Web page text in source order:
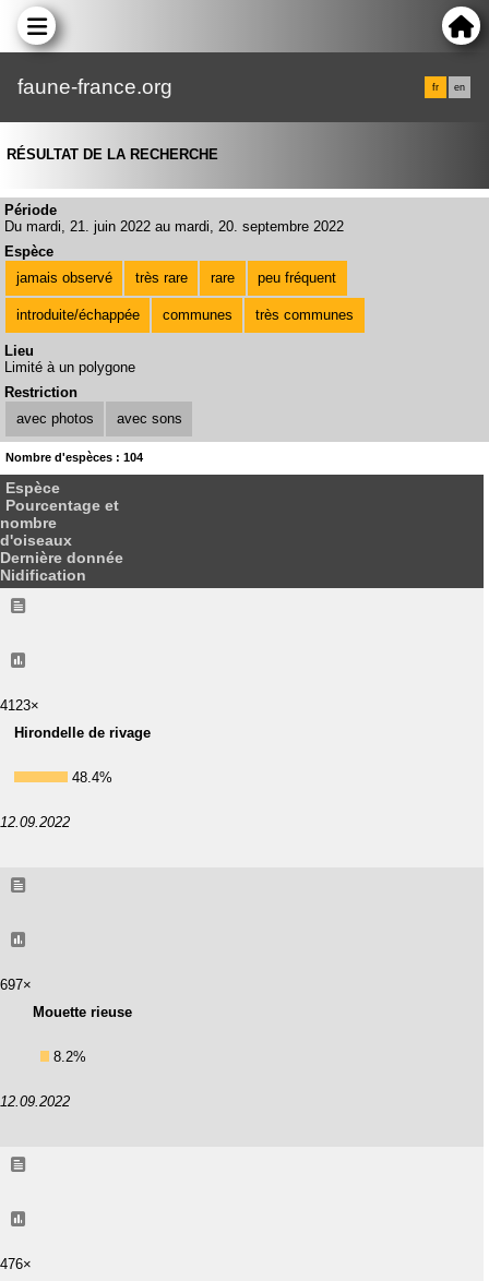
faune-france.org fr en
RÉSULTAT DE LA RECHERCHE
Période
Du mardi, 21. juin 2022 au mardi, 20. septembre 2022
Espèce
jamais observé
très rare rare peu fréquent
introduite/échappée communes très communes
Lieu
Limité à un polygone
Restriction
avec photos
avec sons
Nombre d'espèces : 104
Espèce
Pourcentage et
nombre
d'oiseaux
Dernière donnée
Nidification
4123×
Hirondelle de rivage
48.4%
12.09.2022
697×
Mouette rieuse
8.2%
12.09.2022
476×